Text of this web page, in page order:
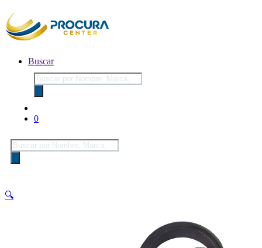
Buscar
Búsqueda
de
productos
0
Búsqueda
de
productos
🔍